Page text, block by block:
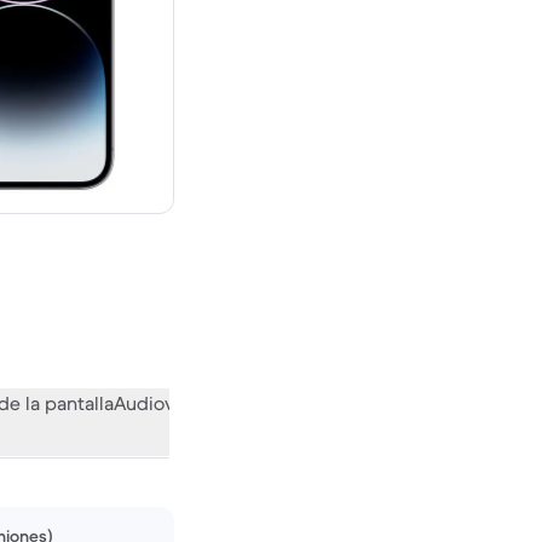
vale 1319,00 €
la pantallaAudiovisual